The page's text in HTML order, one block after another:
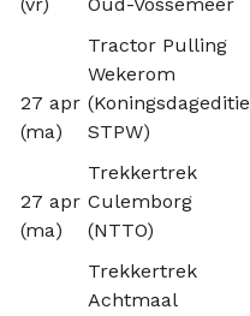
27 apr
(ma)
Tractor Pulling
Wekerom
(Koningsdageditie
STPW)
27 apr
(ma)
Trekkertrek
Culemborg
(NTTO)
Trekkertrek
Achtmaal